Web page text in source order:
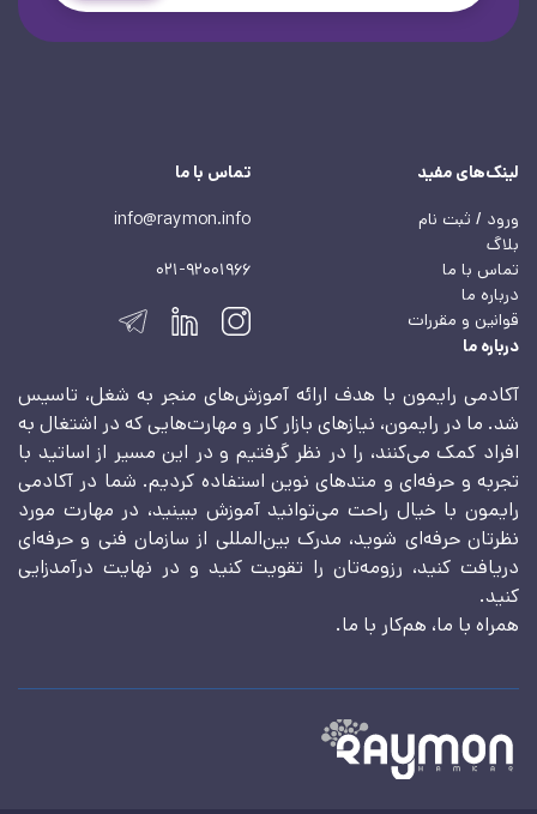
لینک‌های مفید
ورود / ثبت نام
بلاگ
تماس با ما
درباره ما
قوانین و مقررات
تماس با ما
info@raymon.info
021-92001966
درباره ما
آکادمی رایمون با هدف ارائه آموزش‌های منجر به شغل، تاسیس
شد. ما در رایمون، نیازهای بازار کار و مهارت‌هایی که در اشتغال به
افراد کمک می‌کنند، را در نظر گرفتیم و در این مسیر از اساتید با
تجربه و حرفه‌ای و متدهای نوین استفاده کردیم. شما در آکادمی
رایمون با خیال راحت می‌توانید آموزش ببینید، در مهارت مورد
نظرتان حرفه‌ای شوید، مدرک بین‌المللی از سازمان فنی و حرفه‌ای
دریافت کنید، رزومه‌تان را تقویت کنید و در نهایت درآمدزایی
کنید.
همراه با ما، هم‌کار با ما.